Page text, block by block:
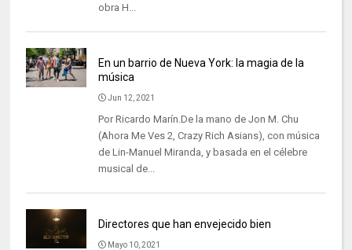
obra H...
En un barrio de Nueva York: la magia de la
música
Jun 12, 2021
Por Ricardo Marín.De la mano de Jon M. Chu
(Ahora Me Ves 2, Crazy Rich Asians), con música
de Lin-Manuel Miranda, y basada en el célebre
musical de...
Directores que han envejecido bien
Mayo 10, 2021